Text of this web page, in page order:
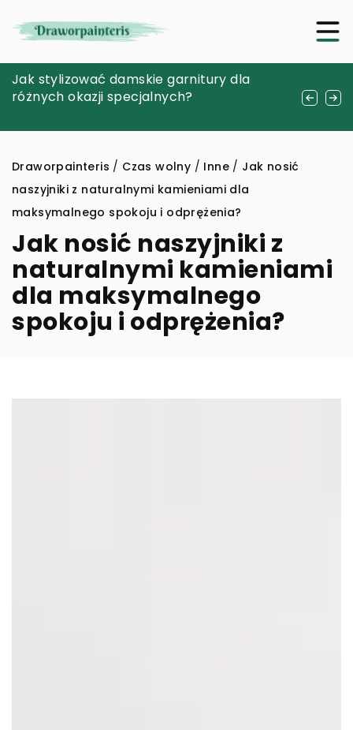
Zanurzenie w historii: jak kolekcjonowanie
antycznych książek otwiera drzwi do
Jak stylizować damskie garnitury dla
różnych okazji specjalnych?
Zrównoważone podejście do zarządzania
obcymi gatunkami roślin w lokalnych
Draworpainteris / Czas wolny / Inne / Jak nosić
naszyjniki z naturalnymi kamieniami dla
maksymalnego spokoju i odprężenia?
Jak nosić naszyjniki z
naturalnymi kamieniami
dla maksymalnego
spokoju i odprężenia?